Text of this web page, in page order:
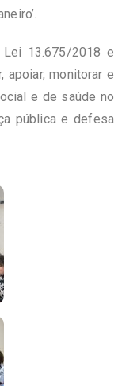
13.675/2018 e
apoiar, monitorar e
e de saúde no
pública e defesa